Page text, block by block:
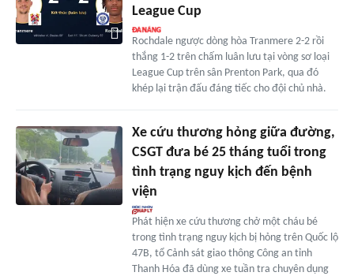
League Cup
Rochdale ngược dòng hòa Tranmere 2-2 rồi
thắng 1-2 trên chấm luân lưu tại vòng sơ loại
League Cup trên sân Prenton Park, qua đó
khép lại trận đấu đáng tiếc cho đội chủ nhà.
Xe cứu thương hỏng giữa đường,
CSGT đưa bé 25 tháng tuổi trong
tình trạng nguy kịch đến bệnh
viện
Phát hiện xe cứu thương chở một cháu bé
trong tình trạng nguy kịch bị hỏng trên Quốc lộ
47B, tổ Cảnh sát giao thông Công an tỉnh
Thanh Hóa đã dùng xe tuần tra chuyên dụng